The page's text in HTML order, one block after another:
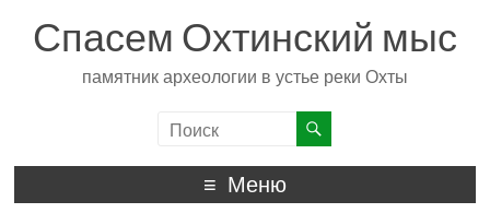
Спасем Охтинский мыс
памятник археологии в устье реки Охты
Меню